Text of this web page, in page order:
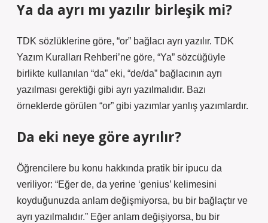
Ya da ayrı mı yazılır birleşik mi?
TDK sözlüklerine göre, “or” bağlacı ayrı yazılır. TDK
Yazım Kuralları Rehberi’ne göre, “Ya” sözcüğüyle
birlikte kullanılan “da” eki, “de/da” bağlacının ayrı
yazılması gerektiği gibi ayrı yazılmalıdır. Bazı
örneklerde görülen “or” gibi yazımlar yanlış yazımlardır.
Da eki neye göre ayrılır?
Öğrencilere bu konu hakkında pratik bir ipucu da
veriliyor: “Eğer de, da yerine ‘genius’ kelimesini
koyduğunuzda anlam değişmiyorsa, bu bir bağlaçtır ve
ayrı yazılmalıdır.” Eğer anlam değişiyorsa, bu bir